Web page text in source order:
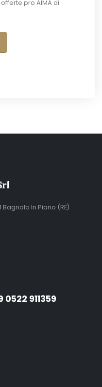
pro AIMA di
Bagnolo In Piano (RE)
911359